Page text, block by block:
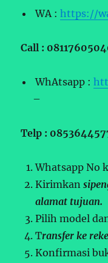
WA :https://
Call :
WhAtsapp :
–
Telp :
Whatsapp No
Kirimkan
alamat tujuan.
Pilih model
Transfer ke
Konfirmasi